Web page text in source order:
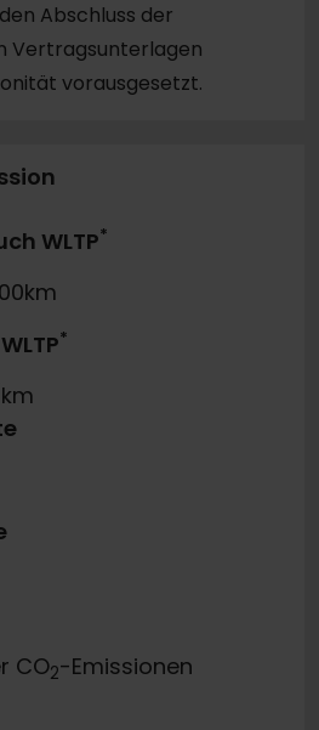
Abschluss der
Vertragsunterlagen
vorausgesetzt.
WLTP*
*
CO2-Emissionen